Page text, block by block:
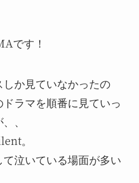
です！
か見ていなかったの
ラマを順番に見ていっ
、
。
泣いている場面が多い